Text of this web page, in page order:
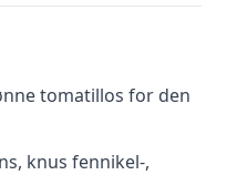
tomatillos for den
knus fennikel-,